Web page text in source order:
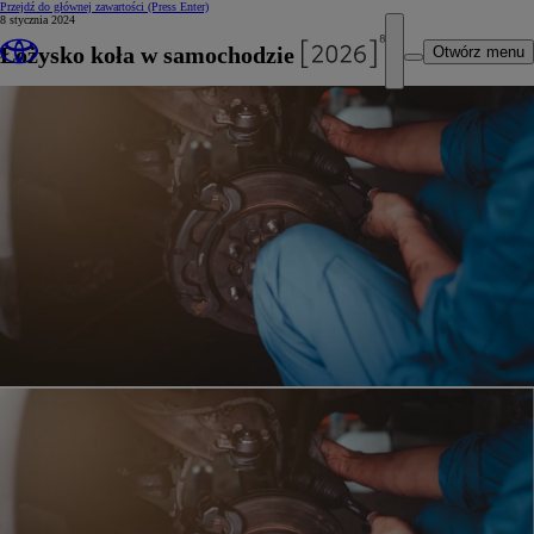
Przejdź do głównej zawartości (Press Enter)
Otwórz menu
8 stycznia 2024
Łożysko koła w samochodzie